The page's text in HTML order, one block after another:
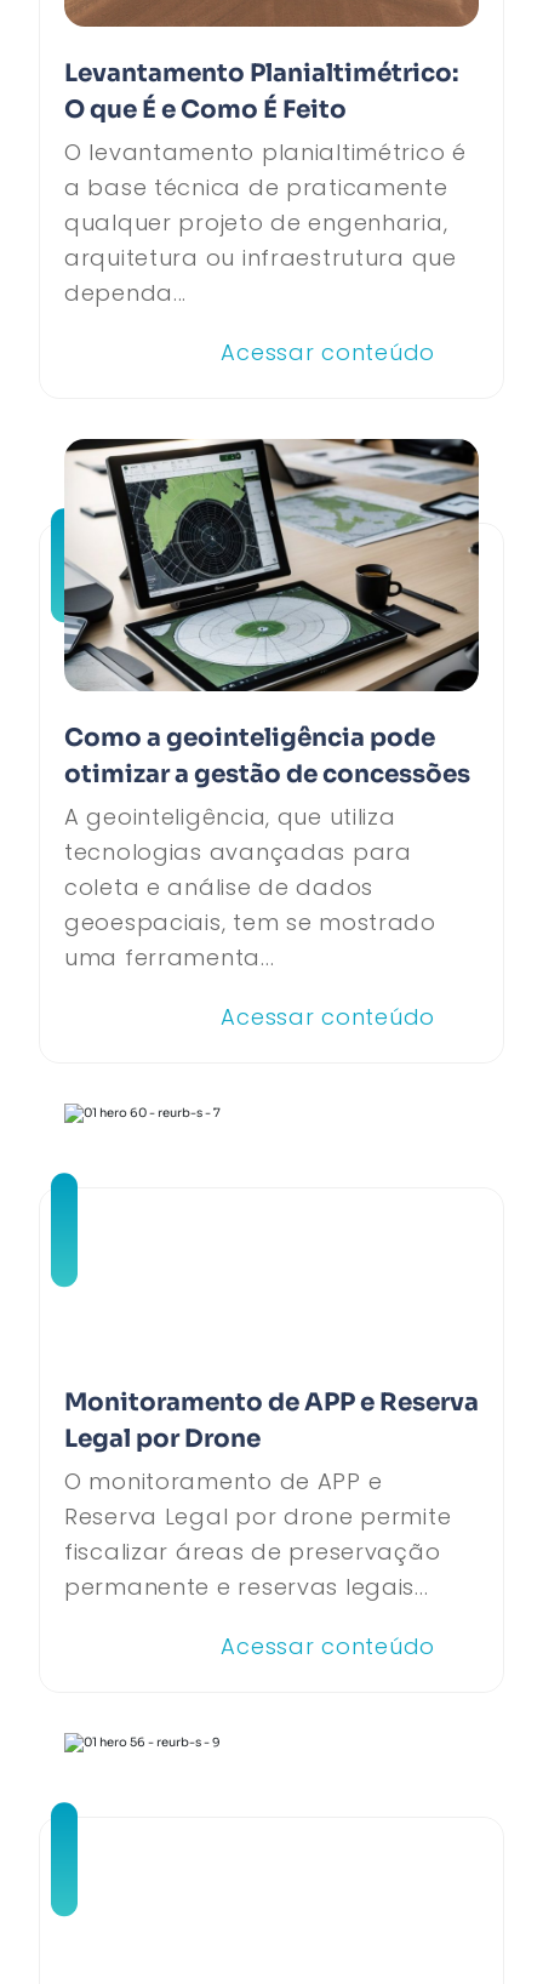
Levantamento Planialtimétrico:
O que É e Como É Feito
O levantamento planialtimétrico é
a base técnica de praticamente
qualquer projeto de engenharia,
arquitetura ou infraestrutura que
dependa...
Acessar conteúdo
Como a geointeligência pode
otimizar a gestão de concessões
A geointeligência, que utiliza
tecnologias avançadas para
coleta e análise de dados
geoespaciais, tem se mostrado
uma ferramenta...
Acessar conteúdo
Monitoramento de APP e Reserva
Legal por Drone
O monitoramento de APP e
Reserva Legal por drone permite
fiscalizar áreas de preservação
permanente e reservas legais...
Acessar conteúdo